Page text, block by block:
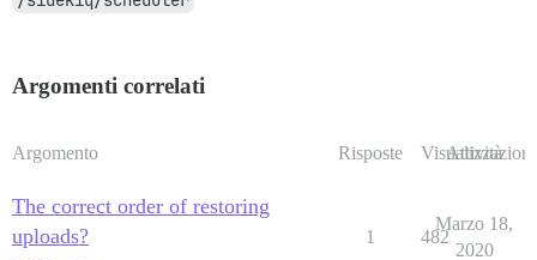
Argomenti correlati
Argomento Risposte Visualizzazioni
Attività
The correct order of restoring
uploads?
1 482
Marzo 18,
2020